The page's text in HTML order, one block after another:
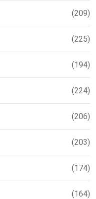
(209)
(225)
(194)
(224)
(206)
(203)
(174)
(164)